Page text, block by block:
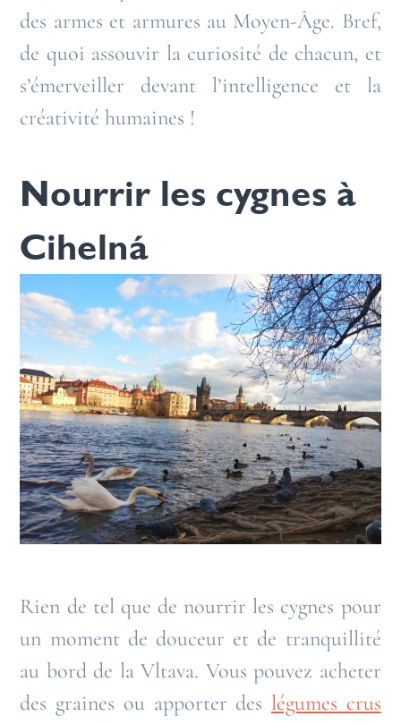
des armes et armures au Moyen-Âge. Bref,
de quoi assouvir la curiosité de chacun, et
s’émerveiller devant l’intelligence et la
créativité humaines !
Nourrir les cygnes à
Cihelná
Rien de tel que de nourrir les cygnes pour
un moment de douceur et de tranquillité
au bord de la Vltava. Vous pouvez acheter
des graines ou apporter des légumes crus